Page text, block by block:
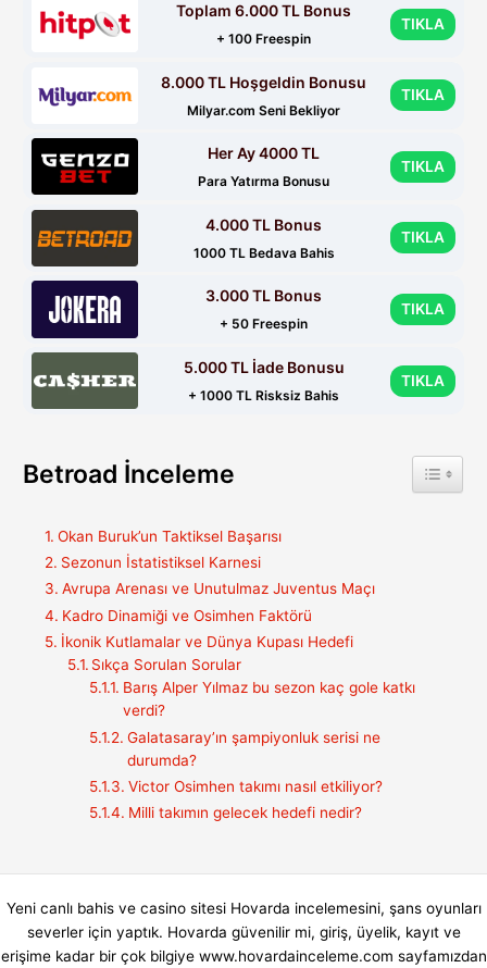
Toplam 6.000 TL Bonus
+ 100 Freespin
TIKLA
8.000 TL Hoşgeldin Bonusu
Milyar.com Seni Bekliyor
TIKLA
Her Ay 4000 TL
Para Yatırma Bonusu
TIKLA
4.000 TL Bonus
1000 TL Bedava Bahis
TIKLA
3.000 TL Bonus
+ 50 Freespin
TIKLA
5.000 TL İade Bonusu
+ 1000 TL Risksiz Bahis
TIKLA
Betroad İnceleme Toggle
Okan Buruk’un Taktiksel Başarısı
Sezonun İstatistiksel Karnesi
Avrupa Arenası ve Unutulmaz Juventus Maçı
Kadro Dinamiği ve Osimhen Faktörü
İkonik Kutlamalar ve Dünya Kupası Hedefi
Sıkça Sorulan Sorular
Barış Alper Yılmaz bu sezon kaç gole katkı
verdi?
Galatasaray’ın şampiyonluk serisi ne
durumda?
Victor Osimhen takımı nasıl etkiliyor?
Milli takımın gelecek hedefi nedir?
Yeni canlı bahis ve casino sitesi Hovarda incelemesini, şans oyunları
severler için yaptık. Hovarda güvenilir mi, giriş, üyelik, kayıt ve
erişime kadar bir çok bilgiye www.hovardainceleme.com sayfamızdan